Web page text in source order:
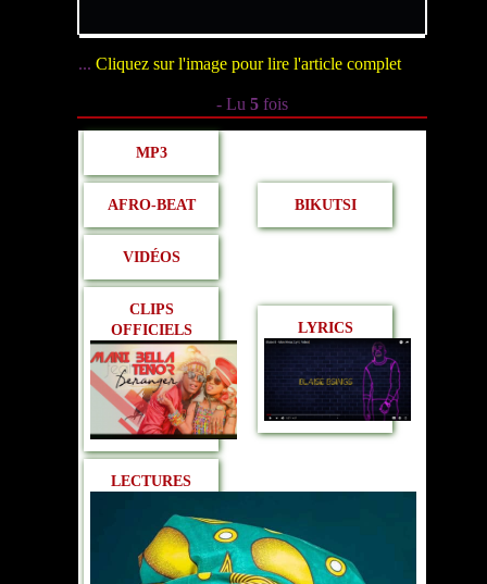
... Cliquez sur l'image pour lire l'article complet
- Lu 5fois
MP3
AFRO-BEAT BIKUTSI
VIDÉOS
CLIPS
OFFICIELS
LYRICS
LECTURES